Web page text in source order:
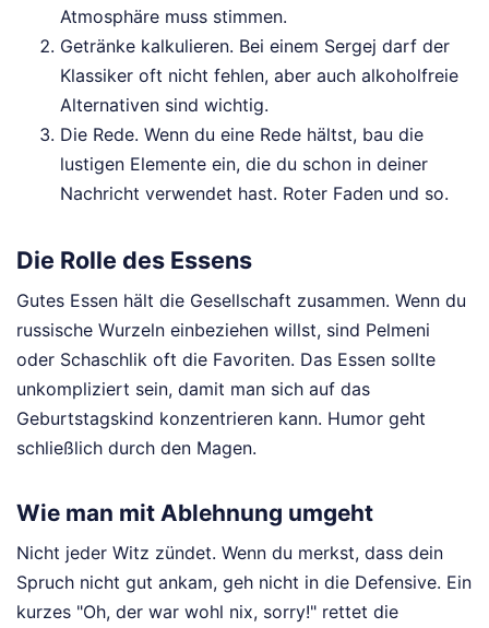
Atmosphäre muss stimmen.
Getränke kalkulieren. Bei einem Sergej darf der
Klassiker oft nicht fehlen, aber auch alkoholfreie
Alternativen sind wichtig.
Die Rede. Wenn du eine Rede hältst, bau die
lustigen Elemente ein, die du schon in deiner
Nachricht verwendet hast. Roter Faden und so.
Die Rolle des Essens
Gutes Essen hält die Gesellschaft zusammen. Wenn du
russische Wurzeln einbeziehen willst, sind Pelmeni
oder Schaschlik oft die Favoriten. Das Essen sollte
unkompliziert sein, damit man sich auf das
Geburtstagskind konzentrieren kann. Humor geht
schließlich durch den Magen.
Wie man mit Ablehnung umgeht
Nicht jeder Witz zündet. Wenn du merkst, dass dein
Spruch nicht gut ankam, geh nicht in die Defensive. Ein
kurzes "Oh, der war wohl nix, sorry!" rettet die